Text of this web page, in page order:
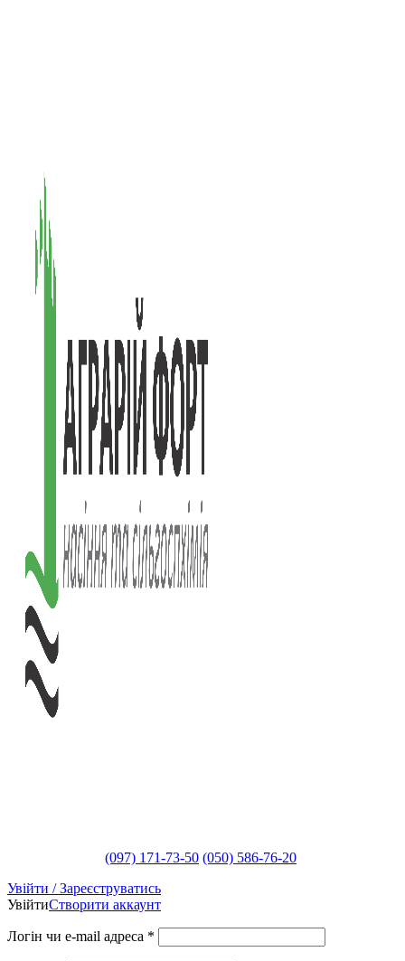
(097) 171-73-50 (050) 586-76-20
Увійти / Зареєструватись
УвійтиСтворити аккаунт
Логін чи e-mail адреса *